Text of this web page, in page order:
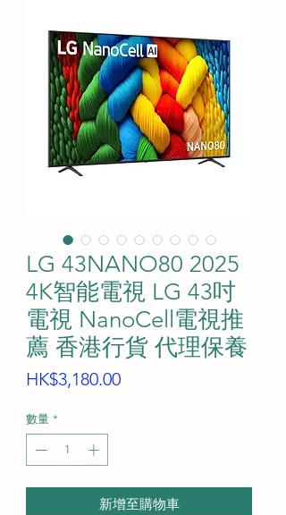
LG 43NANO80 2025
4K智能電視 LG 43吋
電視 NanoCell電視推
薦 香港行貨 代理保養
HK$3,180.00價
數量 *
新增至購物車